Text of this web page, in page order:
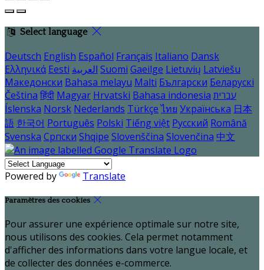
Select language
Deutsch English Español Français Italiano Dansk
Ελληνικά Eesti العربية Suomi Gaeilge Lietuvių Latviešu
Македонски Bahasa melayu Malti Български Беларускі
Čeština हिंदी Magyar Hrvatski Bahasa indonesia עברית
Íslenska Norsk Nederlands Türkçe ไทย Українська 日本
語 한국어 Português Polski Tiếng việt Русский Română
Svenska Српски Shqipe Slovenščina Slovenčina 中文
Powered by Translate
Paramètres des cookies
Pour assurer une expérience optimale sur notre site,
nous utilisons des cookies. Cela permet notamment
d'afficher des informations dans votre langue locale, et
de collecter des données e-commerce.